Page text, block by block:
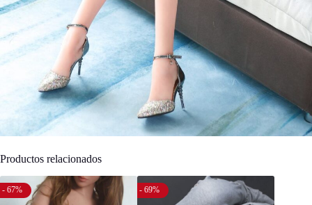
Productos relacionados
- 67% - 69%